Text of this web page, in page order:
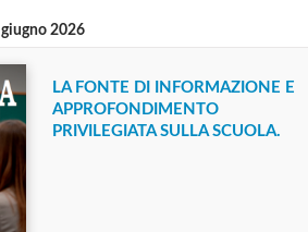
giugno 2026
LA FONTE DI INFORMAZIONE E
APPROFONDIMENTO
PRIVILEGIATA SULLA SCUOLA.